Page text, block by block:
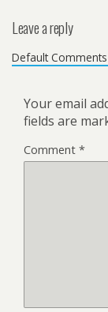
Leave a reply
Default Comments
Your email
fields are
Comment *